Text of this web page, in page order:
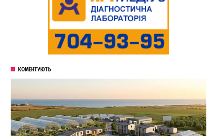
КОМЕНТУЮТЬ